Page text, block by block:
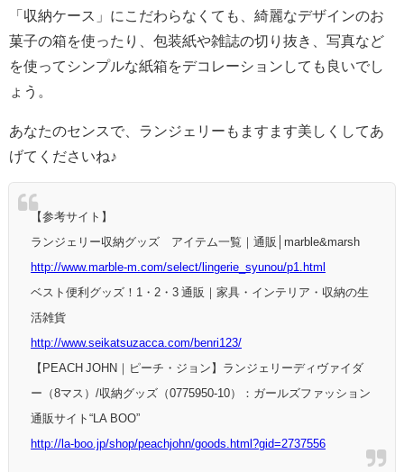
「収納ケース」にこだわらなくても、綺麗なデザインのお
菓子の箱を使ったり、包装紙や雑誌の切り抜き、写真など
を使ってシンプルな紙箱をデコレーションしても良いでし
ょう。
あなたのセンスで、ランジェリーもますます美しくしてあ
げてくださいね♪
【参考サイト】
ランジェリー収納グッズ アイテム一覧｜通販│marble&marsh
http://www.marble-m.com/select/lingerie_syunou/p1.html
ベスト便利グッズ！1・2・3 通販｜家具・インテリア・収納の生
活雑貨
http://www.seikatsuzacca.com/benri123/
【PEACH JOHN｜ピーチ・ジョン】ランジェリーディヴァイダ
ー（8マス）/収納グッズ（0775950-10）：ガールズファッション
通販サイト“LA BOO”
http://la-boo.jp/shop/peachjohn/goods.html?gid=2737556